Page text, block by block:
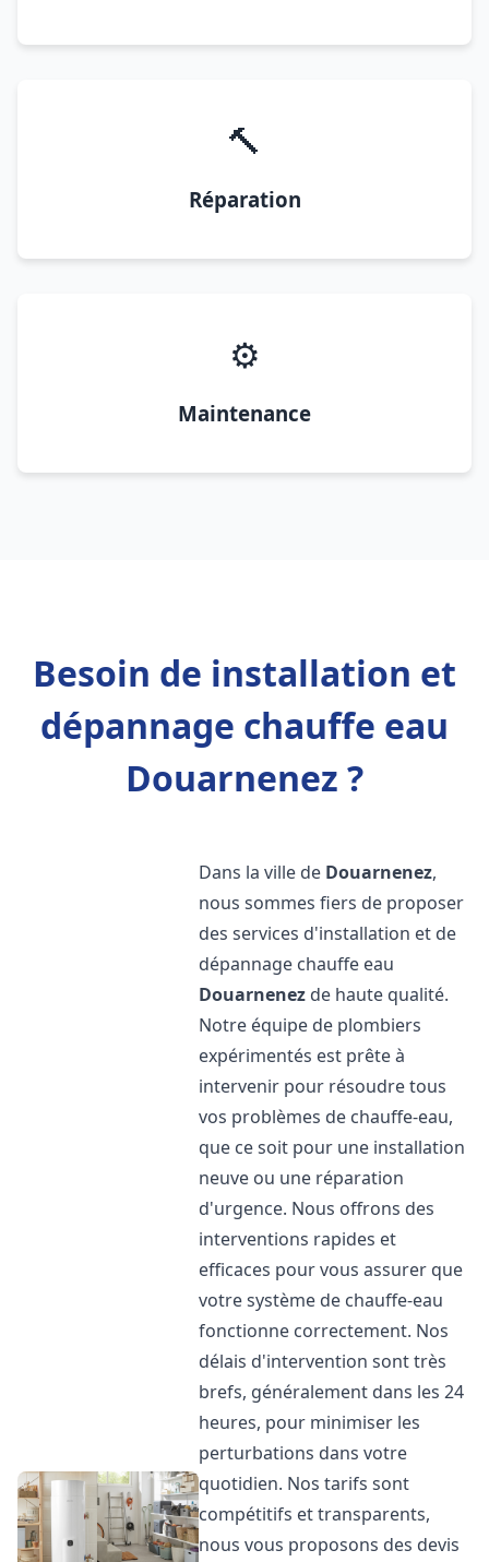
🔨
Réparation
⚙️
Maintenance
Besoin de installation et
dépannage chauffe eau
Douarnenez ?
Dans la ville de Douarnenez,
nous sommes fiers de proposer
des services d'installation et de
dépannage chauffe eau
Douarnenez de haute qualité.
Notre équipe de plombiers
expérimentés est prête à
intervenir pour résoudre tous
vos problèmes de chauffe-eau,
que ce soit pour une installation
neuve ou une réparation
d'urgence. Nous offrons des
interventions rapides et
efficaces pour vous assurer que
votre système de chauffe-eau
fonctionne correctement. Nos
délais d'intervention sont très
brefs, généralement dans les 24
heures, pour minimiser les
perturbations dans votre
quotidien. Nos tarifs sont
compétitifs et transparents,
nous vous proposons des devis